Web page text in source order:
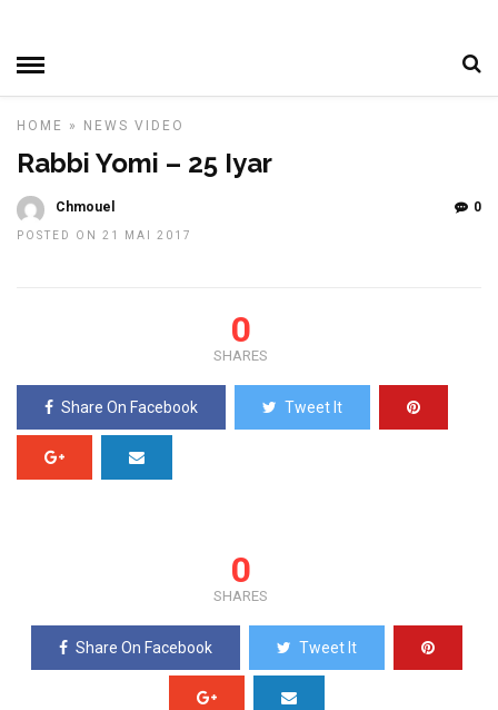
HOME » NEWS VIDEO
Rabbi Yomi – 25 Iyar
Chmouel
POSTED ON 21 MAI 2017
0
0
SHARES
Share On Facebook Tweet It
0
SHARES
Share On Facebook Tweet It